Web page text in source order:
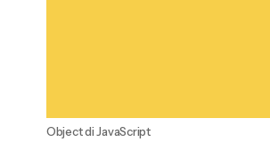
Object di JavaScript